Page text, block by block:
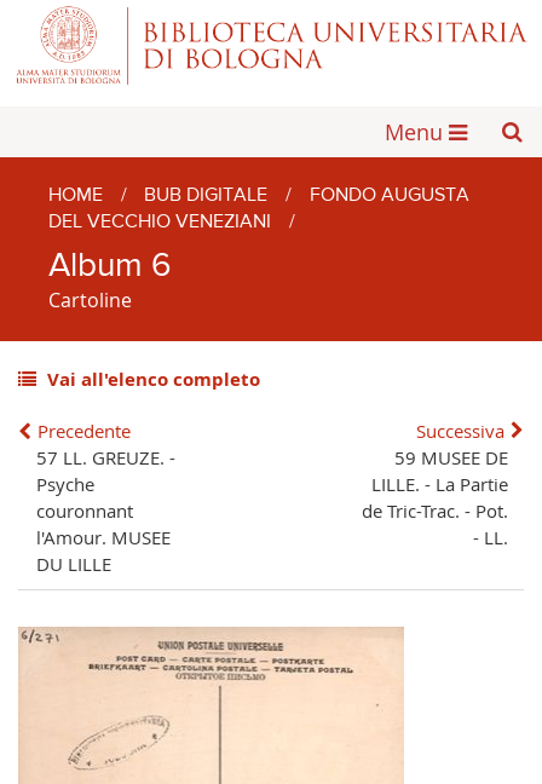
Menu
HOME / BUB DIGITALE /
FONDO AUGUSTA
DEL VECCHIO VENEZIANI
/
Album 6
Cartoline
Vai all'elenco completo
Precedente
57 LL. GREUZE. -
Psyche
couronnant
l'Amour. MUSEE
DU LILLE
Successiva
59 MUSEE DE
LILLE. - La Partie
de Tric-Trac. - Pot.
- LL.